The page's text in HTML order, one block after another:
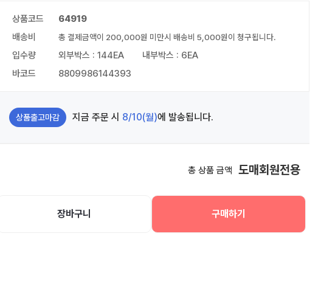
상품코드
64919
배송비
총 결제금액이 200,000원 미만시 배송비 5,000원이 청구됩니다.
입수량 외부박스 : 144EA
내부박스 : 6EA
바코드
8809986144393
상품출고마감 지금 주문 시 8/10(월)에 발송됩니다.
총 상품 금액 도매회원전용
장바구니 구매하기